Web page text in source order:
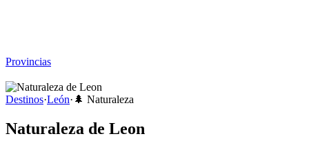
Provincias
Destinos·León· 🌲 Naturaleza
Naturaleza de Leon